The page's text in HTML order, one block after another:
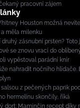
pracovní zájem
Houston možná
měla milenku
druhý zásnubní prsten?
se znovu vrací do
vypěstoval parádní knír
nahradit nočního hlídače.
z pečených paprik
hermelínu skončily, říká
dort: Maminčin recept díky